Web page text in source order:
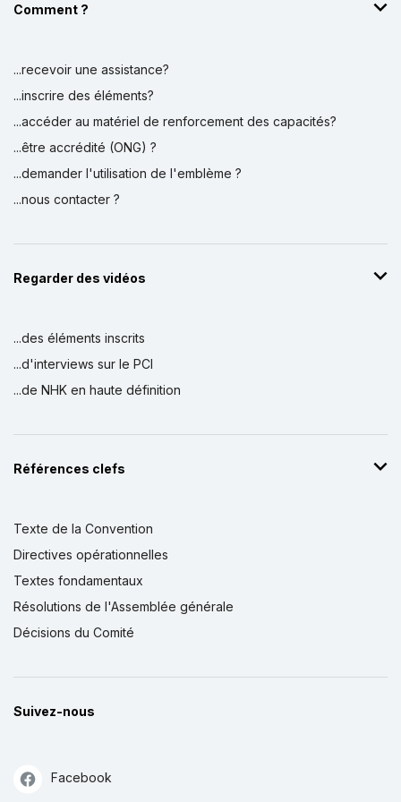
Comment ?
...recevoir une assistance?
...inscrire des éléments?
...accéder au matériel de renforcement des capacités?
...être accrédité (ONG) ?
...demander l'utilisation de l'emblème ?
...nous contacter ?
Regarder des vidéos
...des éléments inscrits
...d'interviews sur le PCI
...de NHK en haute définition
Références clefs
Texte de la Convention
Directives opérationnelles
Textes fondamentaux
Résolutions de l'Assemblée générale
Décisions du Comité
Suivez-nous
Facebook